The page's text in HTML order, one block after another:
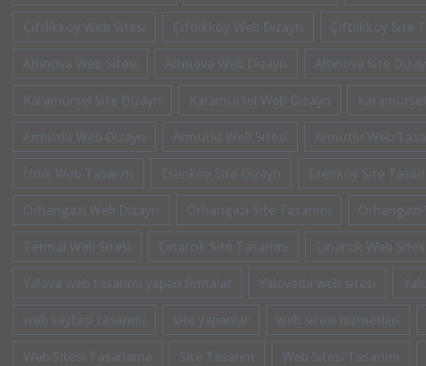
Çiftlikköy Web Sitesi Çiftlikköy Web Dizayn Çiftlikköy Site
Altınova Web Sitesi Altınova Web Dizayn Altınova Site
Karamürsel Site Dizayn Karamürsel Web Dizayn
Armutlu Web Dizayn Armutlu Web Sitesi Armutlu Web
İznik Web Tasarım Esenköy Site Dizayn Esenköy Site
Orhangazi Web Dizayn Orhangazi Site Tasarımı Orhangazi
Termal Web Sitesi Çınarcık Site Tasarımı Çınarcık Web Sitesi
Yalova web tasarımı yapan firmalar Yalovada web sitesi
web sayfası tasarımı site yapanlar web sitesi hizmetleri
Web Sitesi Tasarlama Site Tasarım Web Sitesi Tasarımı